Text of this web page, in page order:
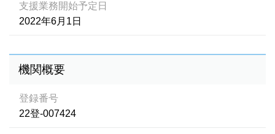
支援業務開始予定日
2022年6月1日
機関概要
登録番号
22登-007424